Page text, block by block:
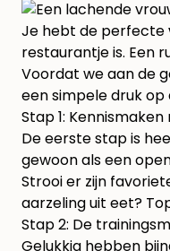
Je hebt de perfecte
restaurantje is. Een
Voordat we aan de
een simpele druk op
Stap 1:
De eerste stap is
gewoon als een
Strooi er zijn
aarzeling uit eet?
Stap 2: De
Gelukkig hebben